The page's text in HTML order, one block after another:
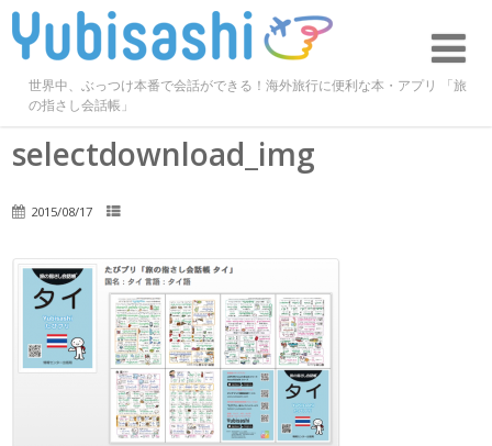
世界中、ぶっつけ本番で会話ができる！海外旅行に便利な本・アプリ 「旅
の指さし会話帳」
selectdownload_img
2015/08/17